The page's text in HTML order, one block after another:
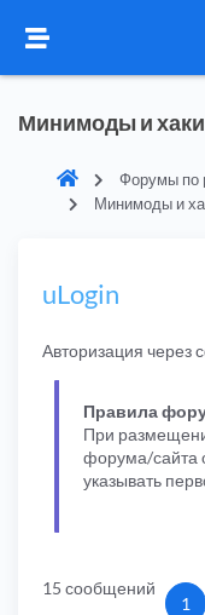
Минимоды и хаки
Форумы по
Минимоды и
uLogin
Авторизация через
Правила
При
форума/сайта
указывать
15 сообщений
1